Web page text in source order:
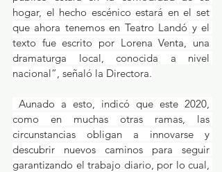
hogar, el hecho escénico estará en el set
que ahora tenemos en Teatro Landó y el
texto fue escrito por Lorena Venta, una
dramaturga local, conocida a nivel
nacional”, señaló la Directora.
como en muchas otras ramas, las
circunstancias obligan a innovarse y
descubrir nuevos caminos para seguir
garantizando el trabajo diario, por lo cual,